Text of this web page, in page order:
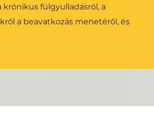
fülgyulladásról, a
a beavatkozás menetéről, és